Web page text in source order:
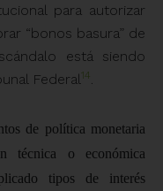
para autorizar
“bonos basura” de
está siendo
Federal14 .
de política monetaria
técnica o económica
tipos de interés